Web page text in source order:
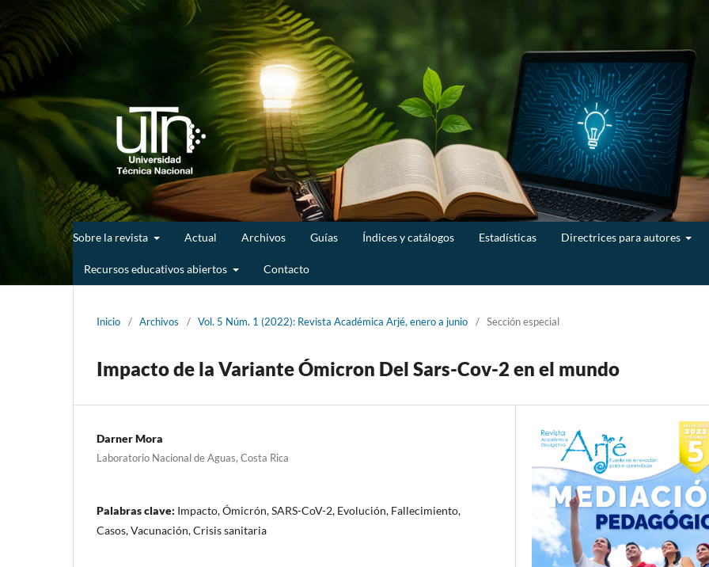
Sobre la revista Actual Archivos Guías Índices y catálogos Estadísticas Directrices para autores
Recursos educativos abiertos Contacto
Inicio / Archivos / Vol. 5 Núm. 1 (2022): Revista Académica Arjé, enero a junio / Sección especial
Impacto de la Variante Ómicron Del Sars-Cov-2 en el mundo
Darner Mora
Laboratorio Nacional de Aguas, Costa Rica
Palabras clave: Impacto, Ómicrón, SARS-CoV-2, Evolución, Fallecimiento,
Casos, Vacunación, Crisis sanitaria